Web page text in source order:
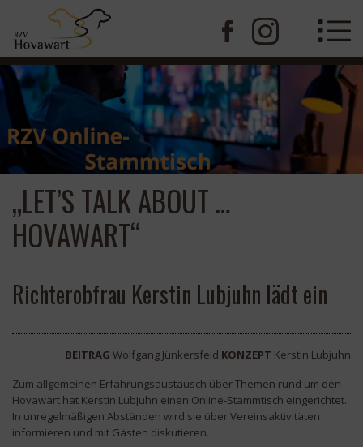
„LET’S TALK ABOUT …
HOVAWART“
Richterobfrau Kerstin Lubjuhn lädt ein
BEITRAG Wolfgang Jünkersfeld KONZEPT Kerstin Lubjuhn
Zum allgemeinen Erfahrungsaustausch über Themen rund um den
Hovawart hat Kerstin Lubjuhn einen Online-Stammtisch eingerichtet.
In unregelmäßigen Abständen wird sie über Vereinsaktivitäten
informieren und mit Gästen diskutieren.